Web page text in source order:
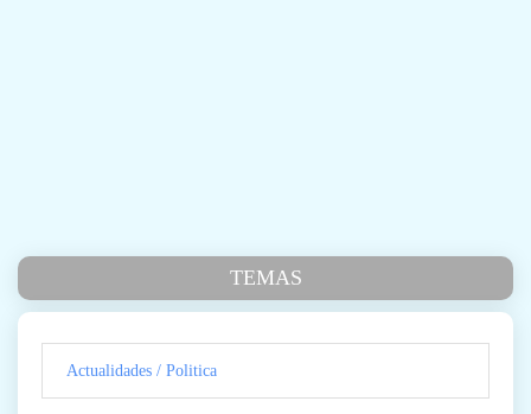
TEMAS
Actualidades / Politica